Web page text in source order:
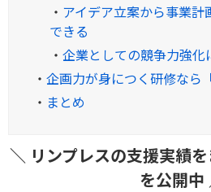
・ アイデア立案から事業
できる
・ 企業としての競争力強化
・ 企画力が身につく研修なら
・ まとめ
＼ リンプレスの支援実績
を公開中